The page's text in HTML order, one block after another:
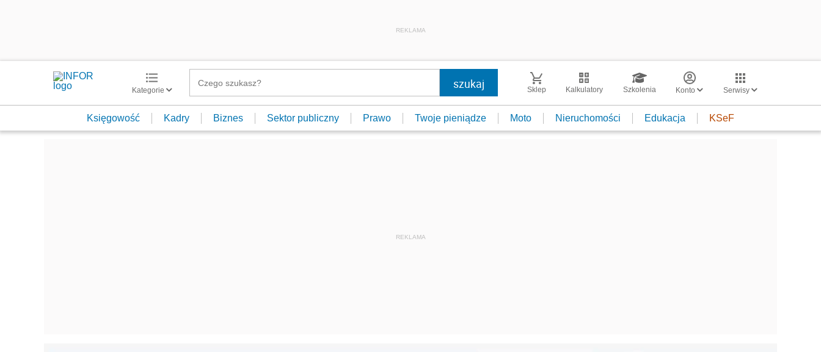
REKLAMA
Kategorie Sklep Kalkulatory Szkolenia Konto Serwisy
Księgowość Kadry Biznes Sektor publiczny Prawo Twoje pieniądze Moto Nieruchomości Edukacja KSeF